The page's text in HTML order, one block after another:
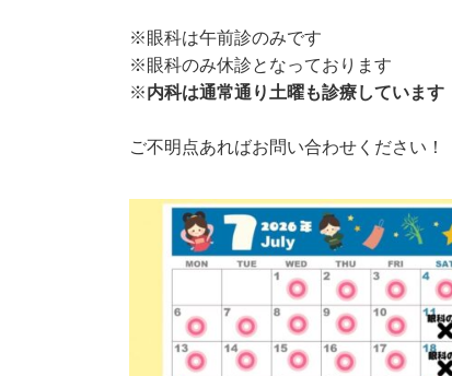
※眼科は午前診のみです
※眼科のみ休診となっております
※内科は通常通り土曜も診療しています
ご不明点あればお問い合わせください！